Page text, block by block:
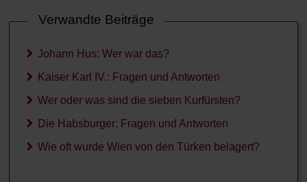
Verwandte Beiträge
Johann Hus: Wer war das?
Kaiser Karl IV.: Fragen und Antworten
Wer oder was sind die sieben Kurfürsten?
Die Habsburger: Fragen und Antworten
Wie oft wurde Wien von den Türken belagert?